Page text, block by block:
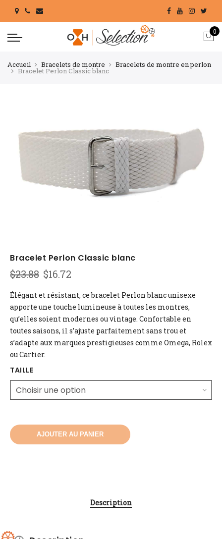
0
Accueil Bracelets de montre Bracelets de montre en perlon
Bracelet Perlon Classic blanc
Bracelet Perlon Classic blanc
$23.88 Le
initial
était :
$23.88.
$16.72
actuel
est :
$16.72.
Élégant et résistant, ce bracelet Perlon blanc unisexe
apporte une touche lumineuse à toutes les montres,
qu’elles soient modernes ou vintage. Confortable en
toutes saisons, il s’ajuste parfaitement sans trou et
s’adapte aux marques prestigieuses comme Omega, Rolex
ou Cartier.
TAILLE
AJOUTER AU PANIER
Description